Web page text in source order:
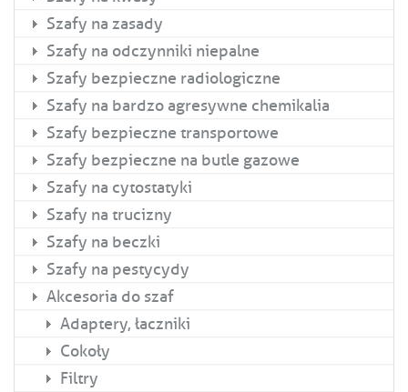
Szafy na zasady
Szafy na odczynniki niepalne
Szafy bezpieczne radiologiczne
Szafy na bardzo agresywne chemikalia
Szafy bezpieczne transportowe
Szafy bezpieczne na butle gazowe
Szafy na cytostatyki
Szafy na trucizny
Szafy na beczki
Szafy na pestycydy
Akcesoria do szaf
Adaptery, łaczniki
Cokoły
Filtry